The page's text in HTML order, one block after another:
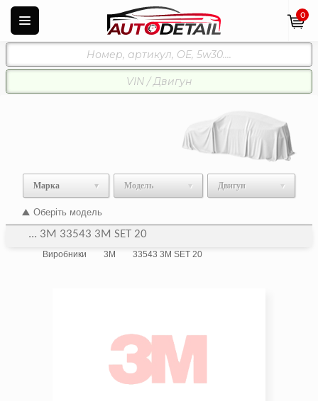
0
Марка Модель Двигун
Оберіть модель
... 3M 33543 3M SET 20
Виробники 3M 33543 3M SET 20